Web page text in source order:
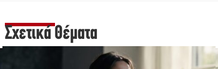
Σχετικά Θέματα